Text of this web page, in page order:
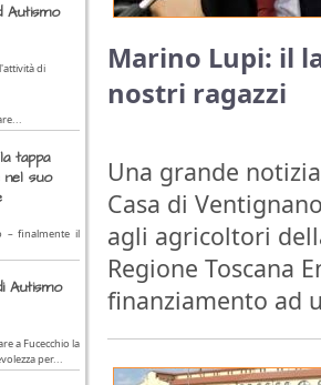
Marino Lupi: il
nostri ragazzi
Una grande
Casa di
agli agricoltori
Regione Toscana
finanziamento ad
Autismo
di
tappa
nel suo
– finalmente il
Autismo
a Fucecchio la
per...